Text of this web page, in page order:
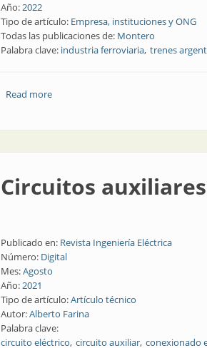
Año:2022
Tipo de artículo: Empresa, instituciones y ONG
Todas las publicaciones de: Montero
Palabra clave: industria ferroviaria trenes
Read moreabout Bienvenidos al tren: opciones
Circuitos
Publicado en: Revista Ingeniería Eléctrica
Número: Digital
Mes:Agosto
Año:2021
Tipo de artículo:Artículo técnico
Autor:Alberto Farina
Palabra clave:
circuito eléctrico circuito auxiliar conexionado